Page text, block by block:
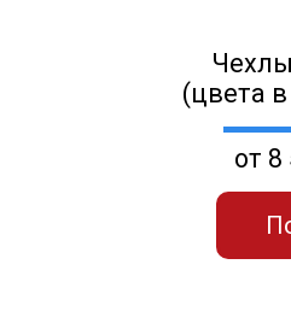
(цвета
от 8